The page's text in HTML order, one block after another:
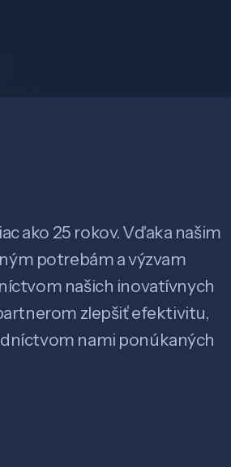
ako 25 rokov. Vďaka našim
potrebám a výzvam
našich inovatívnych
zlepšiť efektivitu,
nami ponúkaných